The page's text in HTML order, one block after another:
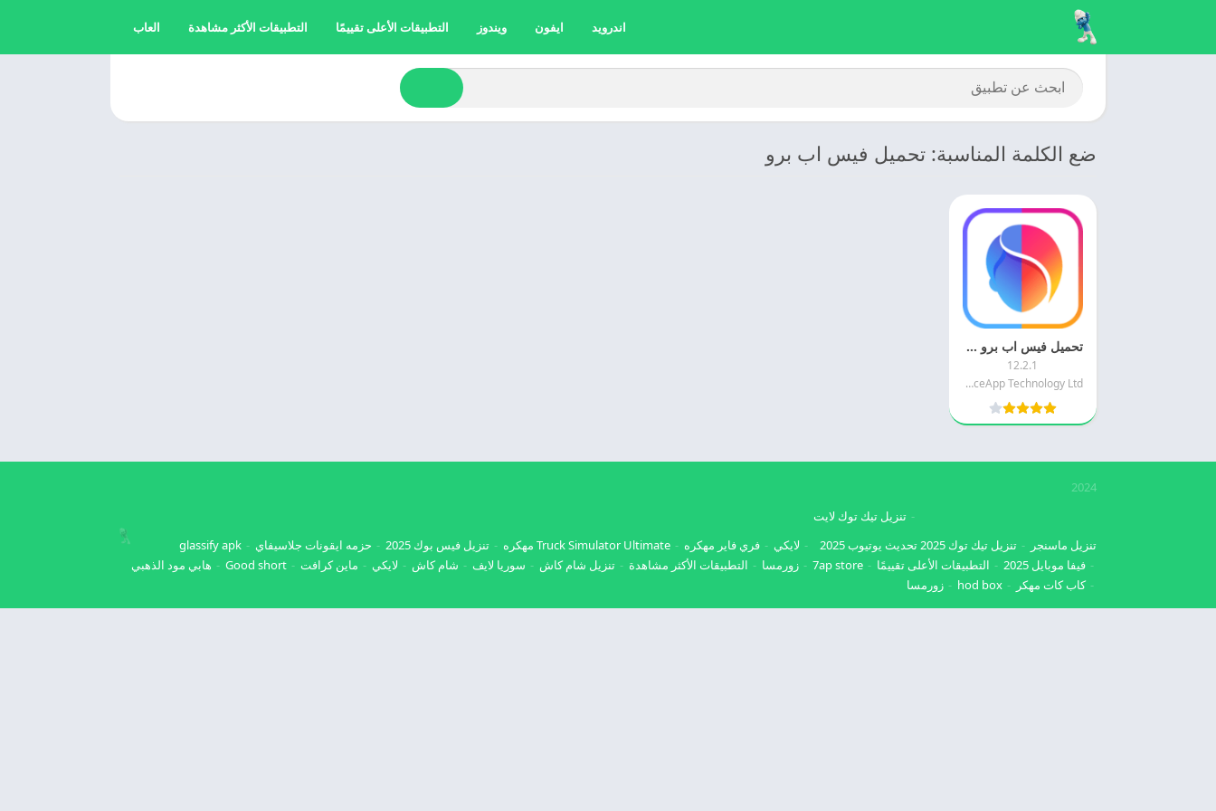
اندرويد ايفون ويندوز التطبيقات الأعلى تقييمًا التطبيقات الأكثر مشاهدة العاب
ضع الكلمة المناسبة: تحميل فيس اب برو
تحميل فيس اب برو 2025 Faceapp مهكر اخر تحديث مجانا
12.2.1
FaceApp Technology Ltd
2024
تنزيل ماسنجر تنزيل تيك توك 2025
تنزيل تيك توك لايت
تحديث يوتيوب 2025
لايكي فري فاير مهكره Truck Simulator Ultimate مهكره تنزيل فيس بوك 2025 حزمه ايقونات جلاسيفاي
glassify apk
فيفا موبايل 2025
التطبيقات الأعلى تقييمًا 7ap store زورمسا التطبيقات الأكثر مشاهدة تنزيل شام كاش سوريا لايف شام كاش لايكي ماين كرافت Good short
هابي مود الذهبي
كاب كات مهكر
hod box زورمسا